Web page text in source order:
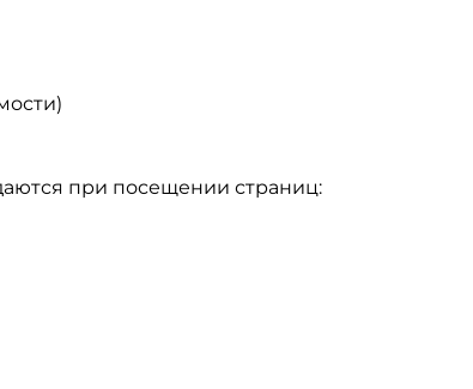
при посещении страниц: